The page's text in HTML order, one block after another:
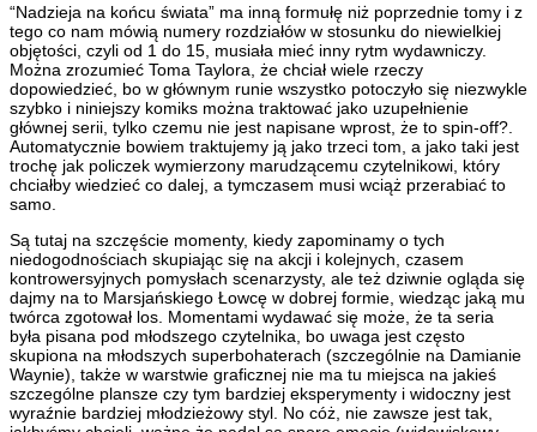
“Nadzieja na końcu świata” ma inną formułę niż poprzednie tomy i z
tego co nam mówią numery rozdziałów w stosunku do niewielkiej
objętości, czyli od 1 do 15, musiała mieć inny rytm wydawniczy.
Można zrozumieć Toma Taylora, że chciał wiele rzeczy
dopowiedzieć, bo w głównym runie wszystko potoczyło się niezwykle
szybko i niniejszy komiks można traktować jako uzupełnienie
głównej serii, tylko czemu nie jest napisane wprost, że to spin-off?.
Automatycznie bowiem traktujemy ją jako trzeci tom, a jako taki jest
trochę jak policzek wymierzony marudzącemu czytelnikowi, który
chciałby wiedzieć co dalej, a tymczasem musi wciąż przerabiać to
samo.
Są tutaj na szczęście momenty, kiedy zapominamy o tych
niedogodnościach skupiając się na akcji i kolejnych, czasem
kontrowersyjnych pomysłach scenarzysty, ale też dziwnie ogląda się
dajmy na to Marsjańskiego Łowcę w dobrej formie, wiedząc jaką mu
twórca zgotował los. Momentami wydawać się może, że ta seria
była pisana pod młodszego czytelnika, bo uwaga jest często
skupiona na młodszych superbohaterach (szczególnie na Damianie
Waynie), także w warstwie graficznej nie ma tu miejsca na jakieś
szczególne plansze czy tym bardziej eksperymenty i widoczny jest
wyraźnie bardziej młodzieżowy styl. No cóż, nie zawsze jest tak,